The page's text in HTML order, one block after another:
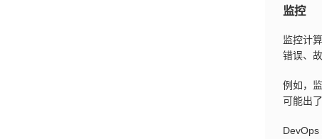
监控
监控计
错误、
例如，
可能出
DevOps